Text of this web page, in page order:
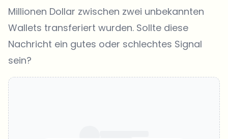
Millionen Dollar zwischen zwei unbekannten
Wallets transferiert wurden. Sollte diese
Nachricht ein gutes oder schlechtes Signal
sein?